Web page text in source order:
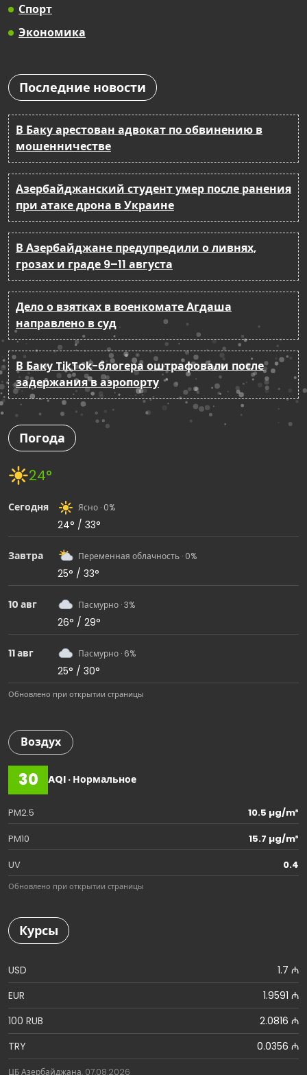
Спорт
Экономика
Последние новости
В Баку арестован адвокат по обвинению в
мошенничестве
Азербайджанский студент умер после ранения
при атаке дрона в Украине
В Азербайджане предупредили о ливнях,
грозах и граде 9–11 августа
Дело о взятках в военкомате Агдаша
направлено в суд
В Баку TikTok-блогера оштрафовали после
задержания в аэропорту
Погода
24°
Сегодня Ясно · 0%
24° / 33°
Завтра Переменная облачность · 0%
25° / 33°
10 авг Пасмурно · 3%
26° / 29°
11 авг Пасмурно · 6%
25° / 30°
Обновлено при открытии страницы
Воздух
30 AQI · Нормальное
PM2.5
10.5 µg/m³
PM10
15.7 µg/m³
UV
0.4
Обновлено при открытии страницы
Курсы
USD
1.7 ₼
EUR
1.9591 ₼
100 RUB
2.0816 ₼
TRY
0.0356 ₼
ЦБ Азербайджана, 07.08.2026